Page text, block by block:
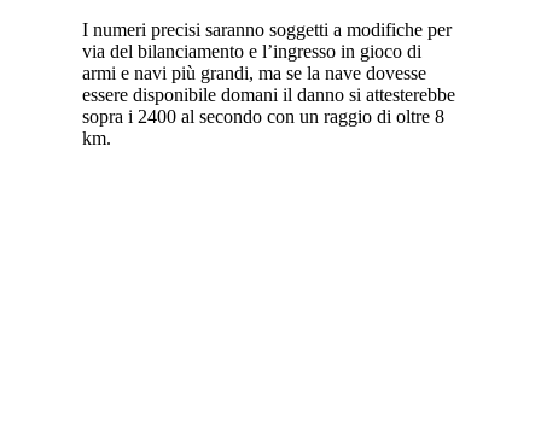
I numeri precisi saranno soggetti a modifiche per
via del bilanciamento e l’ingresso in gioco di
armi e navi più grandi, ma se la nave dovesse
essere disponibile domani il danno si attesterebbe
sopra i 2400 al secondo con un raggio di oltre 8
km.